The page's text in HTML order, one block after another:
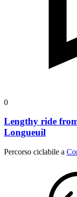
0
Lengthy ride
Longueuil
Percorso ciclabile a